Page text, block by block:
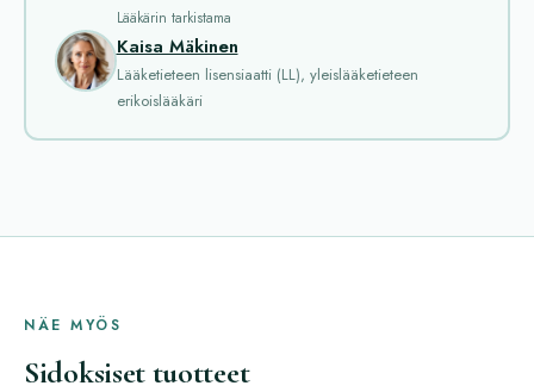
Lääkärin tarkistama
Kaisa Mäkinen
Lääketieteen lisensiaatti (LL), yleislääketieteen
erikoislääkäri
NÄE MYÖS
Sidoksiset tuotteet